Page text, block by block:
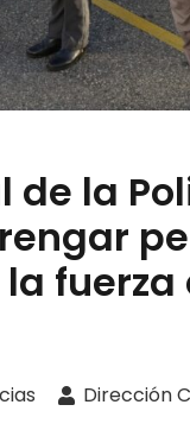
de la
Dirección